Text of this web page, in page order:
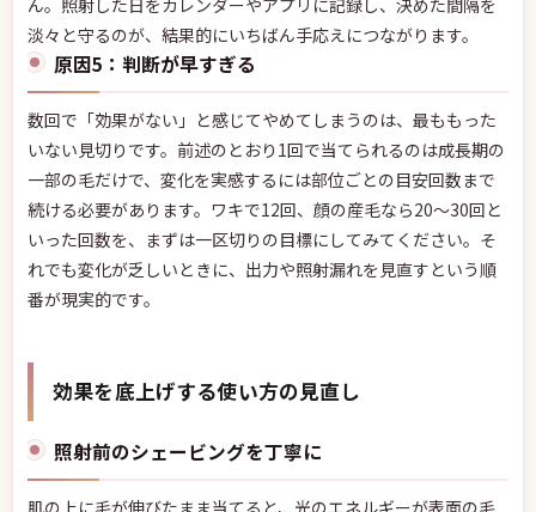
ん。照射した日をカレンダーやアプリに記録し、決めた間隔を
淡々と守るのが、結果的にいちばん手応えにつながります。
原因5：判断が早すぎる
数回で「効果がない」と感じてやめてしまうのは、最ももった
いない見切りです。前述のとおり1回で当てられるのは成長期の
一部の毛だけで、変化を実感するには部位ごとの目安回数まで
続ける必要があります。ワキで12回、顔の産毛なら20〜30回と
いった回数を、まずは一区切りの目標にしてみてください。そ
れでも変化が乏しいときに、出力や照射漏れを見直すという順
番が現実的です。
効果を底上げする使い方の見直し
照射前のシェービングを丁寧に